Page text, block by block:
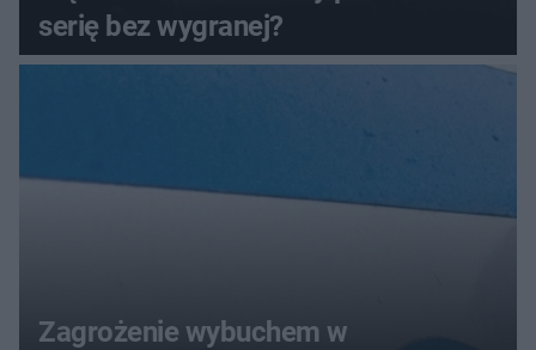
serię bez wygranej?
Zagrożenie wybuchem w